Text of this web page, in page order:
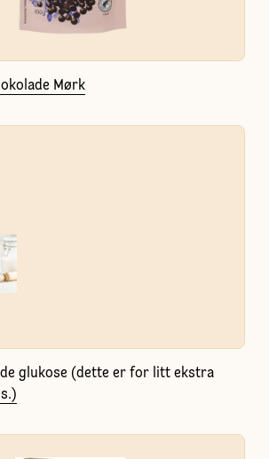
Mørk
glukose (dette er for litt ekstra